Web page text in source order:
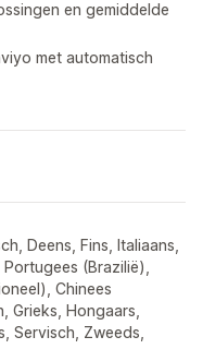
en gemiddelde
met automatisch
Deens, Fins, Italiaans,
(Brazilië),
Chinees
Grieks, Hongaars,
Servisch, Zweeds,